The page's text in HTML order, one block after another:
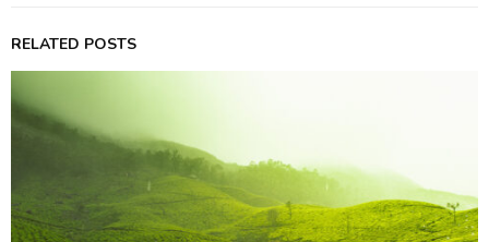
RELATED POSTS